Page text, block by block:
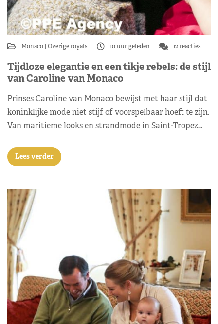
Monaco Overige royals 10 uur geleden 12 reacties
Tijdloze elegantie en een tikje rebels: de stijl
van Caroline van Monaco
Prinses Caroline van Monaco bewijst met haar stijl dat
koninklijke mode niet stijf of voorspelbaar hoeft te zijn.
Van maritieme looks en strandmode in Saint-Tropez…
Lees verder